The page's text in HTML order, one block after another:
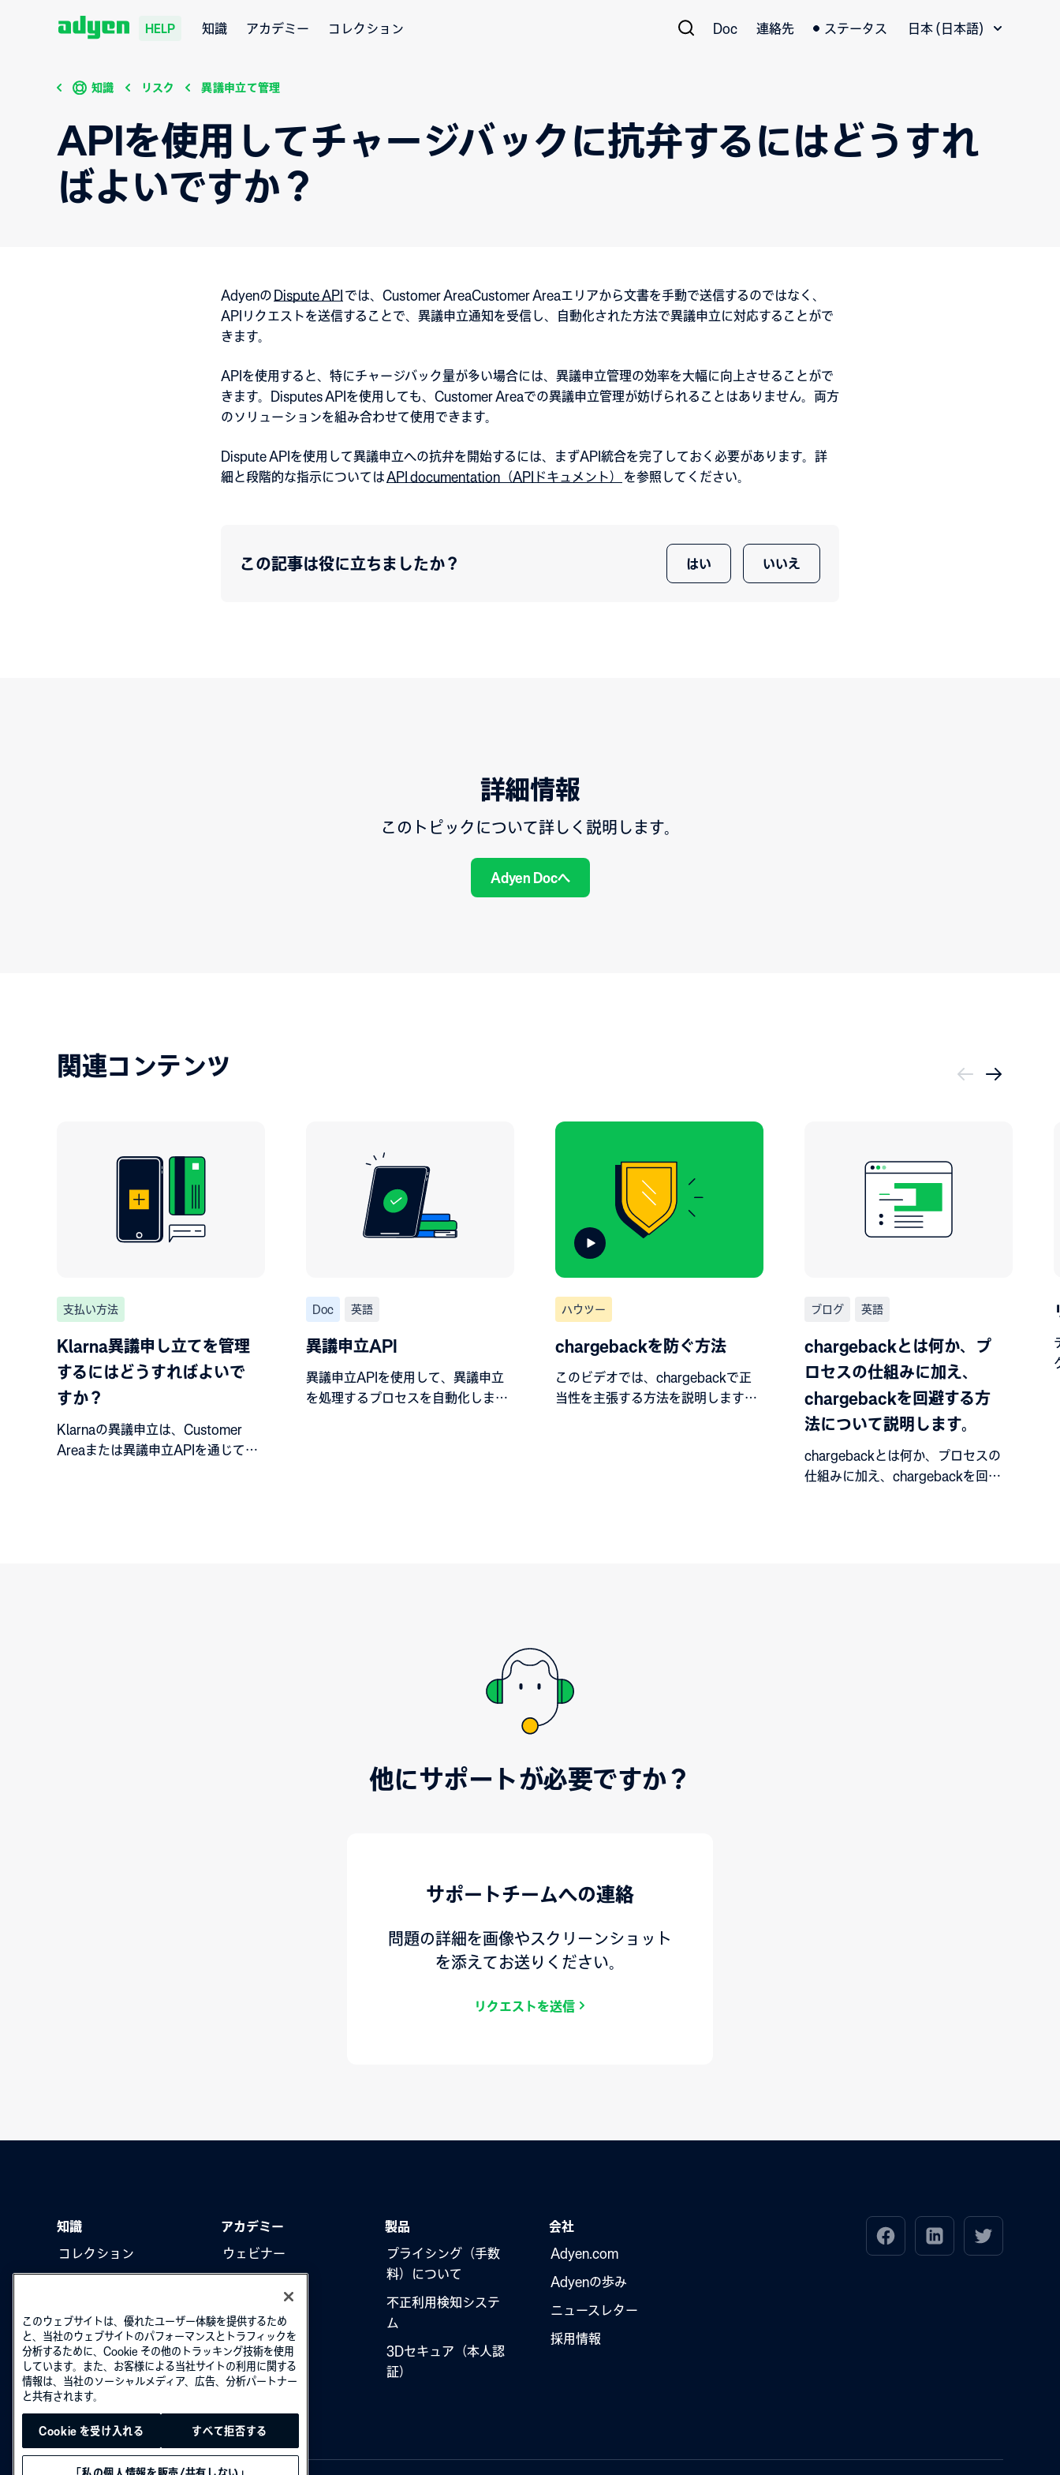
HELP 知識 アカデミー コレクション Doc 連絡先 ステータス
日本 (日本語)
知識 リスク 異議申立て管理
APIを使用してチャージバックに抗弁するにはどうすれ
ばよいですか？
Adyenの Dispute API では、Customer AreaCustomer Areaエリアから文書を手動で送信するのではなく、
APIリクエストを送信することで、異議申立通知を受信し、自動化された方法で異議申立に対応することがで
きます。
APIを使用すると、特にチャージバック量が多い場合には、異議申立管理の効率を大幅に向上させることがで
きます。Disputes APIを使用しても、Customer Areaでの異議申立管理が妨げられることはありません。両方
のソリューションを組み合わせて使用できます。
Dispute APIを使用して異議申立への抗弁を開始するには、まずAPI統合を完了しておく必要があります。詳
細と段階的な指示については API documentation（APIドキュメント） を参照してください。
この記事は役に立ちましたか？ はい いいえ
詳細情報
このトピックについて詳しく説明します。
Adyen Docへ
関連コンテンツ
支払い方法
Klarna異議申し立てを管理
するにはどうすればよいで
すか？
Klarnaの異議申立は、Customer
Areaまたは異議申立APIを通じて抗
Doc 英語
異議申立API
異議申立APIを使用して、異議申立
を処理するプロセスを自動化しま
ハウツー
chargebackを防ぐ方法
このビデオでは、chargebackで正
当性を主張する方法を説明します。
ブログ 英語
chargebackとは何か、プ
ロセスの仕組みに加え、
chargebackを回避する方
法について説明します。
chargebackとは何か、プロセスの
仕組みに加え、chargebackを回避
他にサポートが必要ですか？
サポートチームへの連絡
問題の詳細を画像やスクリーンショット
を添えてお送りください。
リクエストを送信
知識
コレクション
アカデミー
ウェビナー
製品
プライシング（手数
料）について
不正利用検知システ
ム
3Dセキュア（本人認
証）
会社
Adyen.com
Adyenの歩み
ニュースレター
採用情報
このウェブサイトは、優れたユーザー体験を提供するため
と、当社のウェブサイトのパフォーマンスとトラフィックを
分析するために、Cookie その他のトラッキング技術を使用
しています。また、お客様による当社サイトの利用に関する
情報は、当社のソーシャルメディア、広告、分析パートナー
と共有されます。
Cookie を受け入れる すべて拒否する